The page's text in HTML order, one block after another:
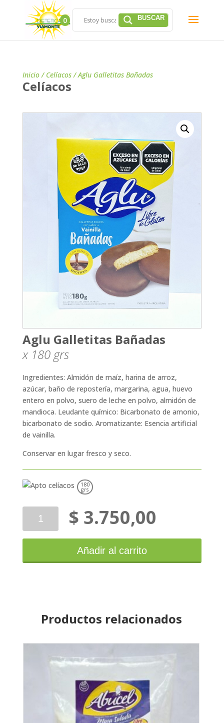
0
Inicio/ Celíacos/ Aglu Galletitas Bañadas
Celíacos
Aglu Galletitas Bañadas
x 180 grs
Ingredientes: Almidón de maíz, harina de arroz,
azúcar, baño de repostería, margarina, agua, huevo
entero en polvo, suero de leche en polvo, almidón de
mandioca. Leudante químico: Bicarbonato de amonio,
bicarbonato de sodio. Aromatizante: Esencia artificial
de vainilla.
Conservar en lugar fresco y seco.
180
grs
$ 3.750,00
Galletitas
Añadir al carrito
Productos relacionados